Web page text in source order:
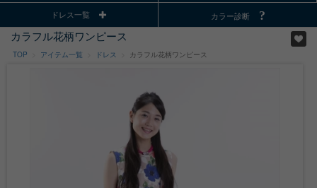
ドレス一覧 カラー診断
カラフル花柄ワンピース
TOP アイテム一覧 ドレス カラフル花柄ワンピース